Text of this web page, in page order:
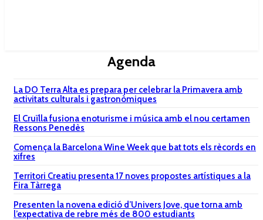
Agenda
La DO Terra Alta es prepara per celebrar la Primavera amb
activitats culturals i gastronòmiques
El Cruïlla fusiona enoturisme i música amb el nou certamen
Ressons Penedès
Comença la Barcelona Wine Week que bat tots els rècords en
xifres
Territori Creatiu presenta 17 noves propostes artístiques a la
Fira Tàrrega
Presenten la novena edició d’Univers Jove, que torna amb
l’expectativa de rebre més de 800 estudiants